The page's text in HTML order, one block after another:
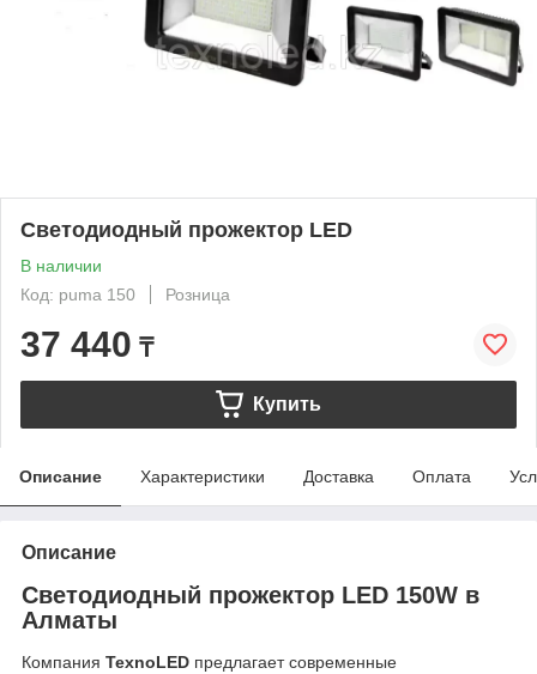
Светодиодный прожектор LED
В наличии
Код: puma 150
Розница
37 440 ₸
Купить
Описание Характеристики Доставка Оплата
Описание
Светодиодный прожектор LED 150W в
Алматы
Компания TexnoLED предлагает современные